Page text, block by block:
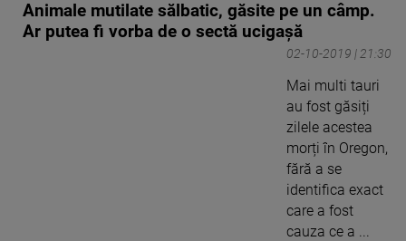
Animale mutilate sălbatic, găsite pe un câmp.
Ar putea fi vorba de o sectă ucigaşă
02-10-2019 | 21:30
Mai multi tauri
au fost găsiți
zilele acestea
morți în Oregon,
fără a se
identifica exact
care a fost
cauza ce a ...